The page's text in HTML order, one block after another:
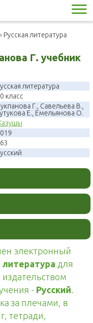
› Русская литература
Г. учебник
литература
класс
Г., Савельева В.,
Е., Емельянова О.
электронный
литература для
- Русский.
за плечами, в
тетради,